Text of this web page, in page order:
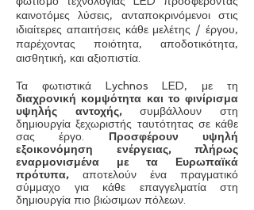
καινοτόμες λύσεις, ανταποκρινόμενοι στις
ιδιαίτερες απαιτήσεις κάθε μελέτης / έργου,
παρέχοντας ποιότητα, αποδοτικότητα,
αισθητική, και αξιοπιστία.
Τα φωτιστικά Lychnos LED, με τη
διαχρονική κομψότητα και το φινίρισμα
υψηλής αντοχής,συμβάλλουν στη
δημιουργία ξεχωριστής ταυτότητας σε κάθε
σας έργο. Προσφέρουν υψηλή
εξοικονόμηση ενέργειας, πλήρως
εναρμονισμένα με τα Ευρωπαϊκά
πρότυπα, αποτελούν ένα πραγματικό
σύμμαχο για κάθε επαγγελματία στη
δημιουργία πιο βιώσιμων πόλεων.